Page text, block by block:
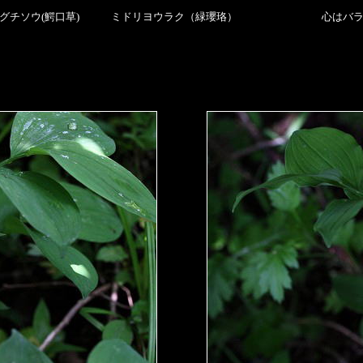
グチソウ(鰐口草) ミドリヨウラク（緑瓔珞） 心はバラ